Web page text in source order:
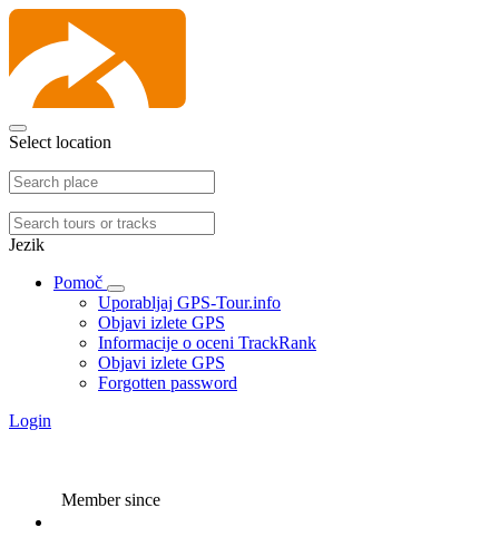
Select location
Jezik
Pomoč
Uporabljaj GPS-Tour.info
Objavi izlete GPS
Informacije o oceni TrackRank
Objavi izlete GPS
Forgotten password
Login
Member since